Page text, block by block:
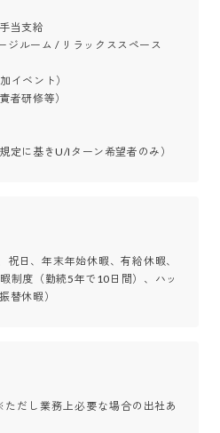
当支給
ジルーム / リラックススペース
イベント）
者研修等）
定に基きU/Iターン希望者のみ）
日、年末年始休暇、有給休暇、
制度（勤続5年で10日間）、ハッ
替休暇）
だし業務上必要な場合の出社あ